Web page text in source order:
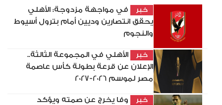
خبر
في مواجهة مزدوجة: الأهلي
يحقق انتصارين وديين أمام بترول أسيوط
والنجوم
خبر
الأهلي في المجموعة الثالثة..
الإعلان عن قرعة بطولة كأس عاصمة
مصر لموسم 2026-2027
خبر
وفا يخرج عن صمته ويؤكد